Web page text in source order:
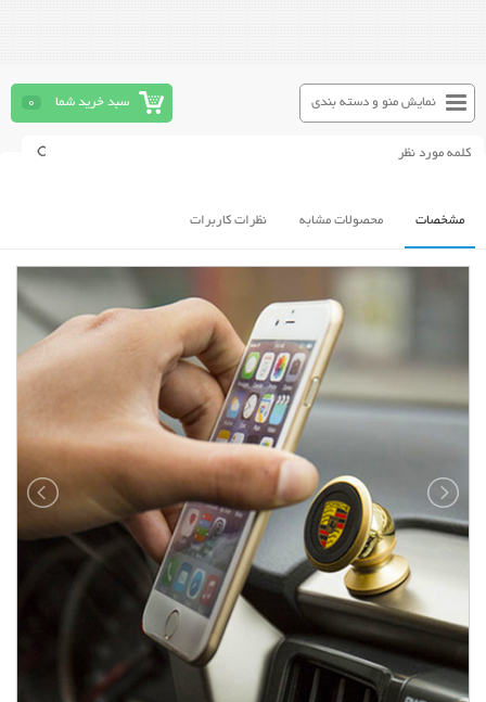
سبد خرید شما 0 نمایش منو و دسته بندی
مشخصات محصولات مشابه نظرات کاربرات